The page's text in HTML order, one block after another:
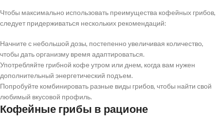
Чтобы максимально использовать преимущества кофейных грибов,
следует придерживаться нескольких рекомендаций:
Начните с небольшой дозы, постепенно увеличивая количество,
чтобы дать организму время адаптироваться.
Употребляйте грибной кофе утром или днем, когда вам нужен
дополнительный энергетический подъем.
Попробуйте комбинировать разные виды грибов, чтобы найти свой
любимый вкусовой профиль.
Кофейные грибы в рационе